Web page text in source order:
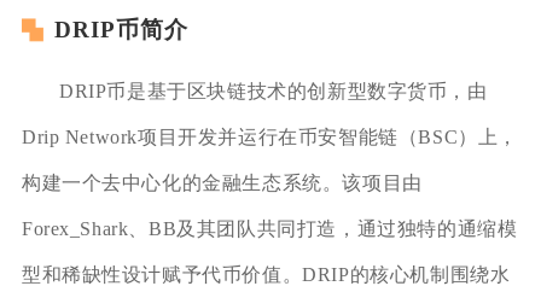
DRIP币简介
DRIP币是基于区块链技术的创新型数字货币，由
Drip Network项目开发并运行在币安智能链（BSC）上，
构建一个去中心化的金融生态系统。该项目由
Forex_Shark、BB及其团队共同打造，通过独特的通缩模
型和稀缺性设计赋予代币价值。DRIP的核心机制围绕水